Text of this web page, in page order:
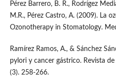
Pérez Barrero, B. R., Rodrígez
M.R., Pérez Castro, A. (2009). La
Ozonotherapy in Stomatology.
Ramírez Ramos, A., & Sánchez
pylori y cancer gástrico. Revista
(3). 258-266.